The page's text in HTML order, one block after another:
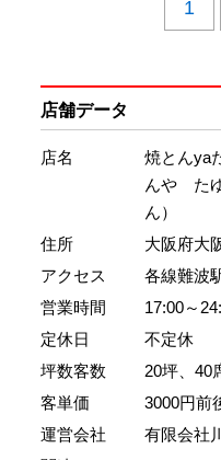
1
店舗データ
店名
焼とんya
んや た
ん）
住所
大阪府大
アクセス
各線難波
営業時間
17:00～
定休日
不定休
坪数客数
20坪、40
客単価
3000円前
運営会社
有限会社